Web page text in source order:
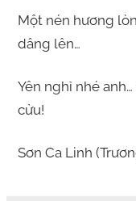
Một nén hương
dâng lên…
Yên nghỉ nhé
cửu!
Sơn Ca Linh